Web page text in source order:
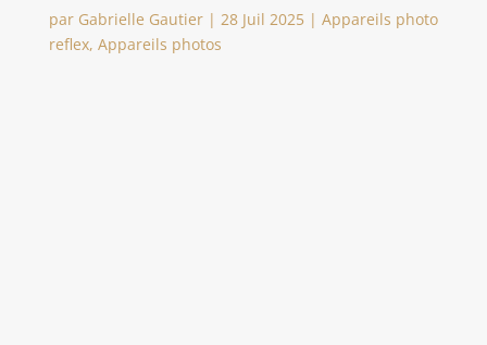
par Gabrielle Gautier| 28 Juil 2025| Appareils photo
reflex, Appareils photos